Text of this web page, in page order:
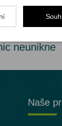
neunikne
Naše